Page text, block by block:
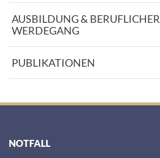
e
s
s
e
:
AUSBILDUNG & BERUFLICHER
WERDEGANG
PUBLIKATIONEN
NOTFALL